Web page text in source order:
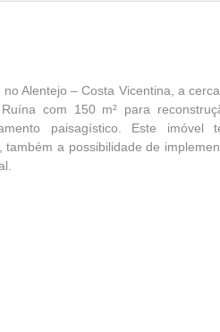
Alentejo – Costa Vicentina, a
com 150 m² para
paisagístico. Este imóvel
também a possibilidade de